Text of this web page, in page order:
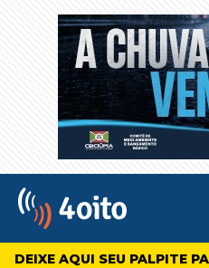
4oito
DEIXE AQUI SEU PALPITE